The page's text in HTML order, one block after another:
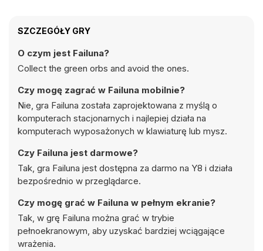
SZCZEGÓŁY GRY
O czym jest Failuna?
Collect the green orbs and avoid the ones.
Czy mogę zagrać w Failuna mobilnie?
Nie, gra Failuna została zaprojektowana z myślą o
komputerach stacjonarnych i najlepiej działa na
komputerach wyposażonych w klawiaturę lub mysz.
Czy Failuna jest darmowe?
Tak, gra Failuna jest dostępna za darmo na Y8 i działa
bezpośrednio w przeglądarce.
Czy mogę grać w Failuna w pełnym ekranie?
Tak, w grę Failuna można grać w trybie
pełnoekranowym, aby uzyskać bardziej wciągające
wrażenia.